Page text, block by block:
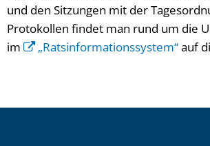
und den Sitzungen mit der
Protokollen findet man rund um die
im
„Ratsinformationssystem“auf